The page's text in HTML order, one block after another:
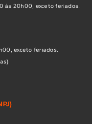
às 20h00, exceto feriados.
exceto feriados.